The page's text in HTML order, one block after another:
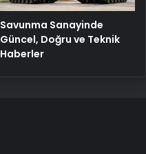
Savunma Sanayinde
Güncel, Doğru ve Teknik
Haberler